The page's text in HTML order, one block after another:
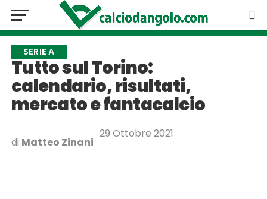
SERIE A
Tutto sul Torino:
calendario, risultati,
mercato e fantacalcio
di Matteo Zinani
29 Ottobre 2021